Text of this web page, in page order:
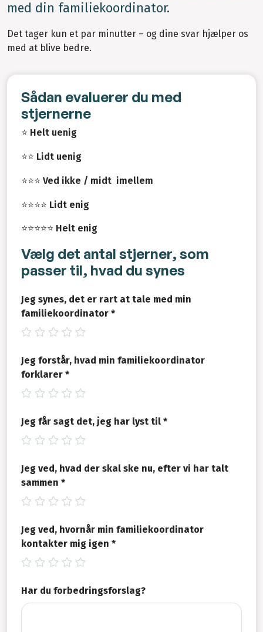
med din familiekoordinator.
Det tager kun et par minutter – og dine svar hjælper os
med at blive bedre.
Sådan evaluerer du med
stjernerne
⭐ Helt uenig
⭐⭐ Lidt uenig
⭐⭐⭐ Ved ikke / midt imellem
⭐⭐⭐⭐ Lidt enig
⭐⭐⭐⭐⭐ Helt enig
Vælg det antal stjerner, som
passer til, hvad du synes
Jeg synes, det er rart at tale med min
familiekoordinator *
Jeg forstår, hvad min familiekoordinator
forklarer *
Jeg får sagt det, jeg har lyst til *
Jeg ved, hvad der skal ske nu, efter vi har talt
sammen *
Jeg ved, hvornår min familiekoordinator
kontakter mig igen *
Har du forbedringsforslag?